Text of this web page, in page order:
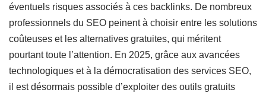
éventuels risques associés à ces backlinks. De nombreux
professionnels du SEO peinent à choisir entre les solutions
coûteuses et les alternatives gratuites, qui méritent
pourtant toute l’attention. En 2025, grâce aux avancées
technologiques et à la démocratisation des services SEO,
il est désormais possible d’exploiter des outils gratuits